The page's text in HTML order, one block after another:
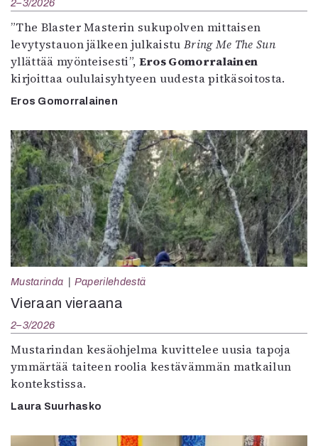
2–3/2026
”The Blaster Masterin sukupolven mittaisen
levytystauon jälkeen julkaistu Bring Me The Sun
yllättää myönteisesti”, Eros Gomorralainen
kirjoittaa oululaisyhtyeen uudesta pitkäsoitosta.
Eros Gomorralainen
Mustarinda Paperilehdestä
Vieraan vieraana
2–3/2026
Mustarindan kesäohjelma kuvittelee uusia tapoja
ymmärtää taiteen roolia kestävämmän matkailun
kontekstissa.
Laura Suurhasko